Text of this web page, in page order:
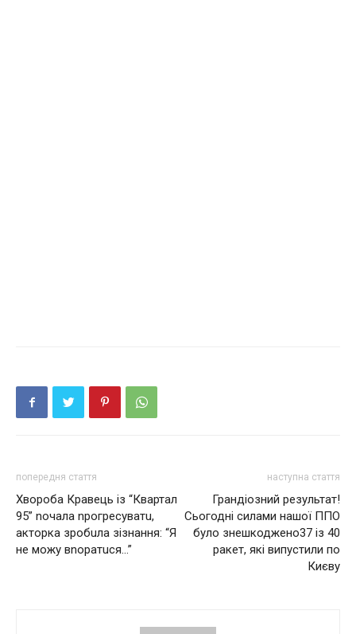
попередня стаття
Хвороба Кравець із “Квартал
95” nочала nрогресуватu,
акторка зробuла зізнання: “Я
не можу вnоратuся…”
наступна стаття
Грандіозний результат!
Сьогодні силами нашої ППО
було знешкоджено37 із 40
ракет, які випустили по
Києву